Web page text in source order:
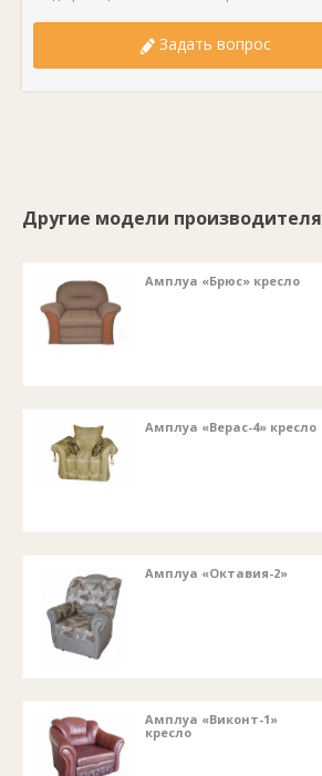
Задать вопрос
Другие модели производителя
Амплуа «Брюс» кресло
Амплуа «Верас-4» кресло
Амплуа «Октавия-2»
Амплуа «Виконт-1»
кресло